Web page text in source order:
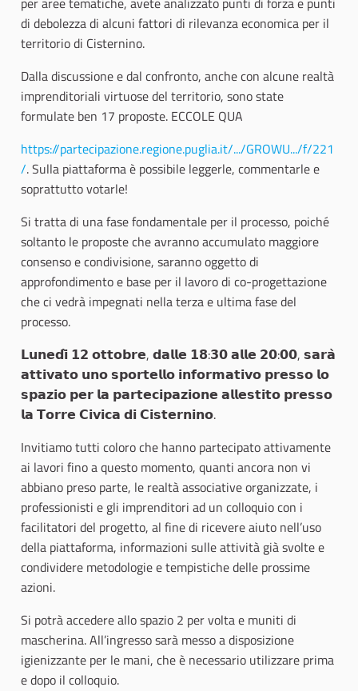
di debolezza di alcuni fattori di rilevanza economica per il
territorio di Cisternino.
Dalla discussione e dal confronto, anche con alcune realtà
imprenditoriali virtuose del territorio, sono state
formulate ben 17 proposte. ECCOLE QUA
https://partecipazione.regione.puglia.it/.../GROWU.../f/221
/. Sulla piattaforma è possibile leggerle, commentarle e
soprattutto votarle!
Si tratta di una fase fondamentale per il processo, poiché
soltanto le proposte che avranno accumulato maggiore
consenso e condivisione, saranno oggetto di
approfondimento e base per il lavoro di co-progettazione
che ci vedrà impegnati nella terza e ultima fase del
processo.
𝗟𝘂𝗻𝗲𝗱𝗶̀ 𝟭𝟮 𝗼𝘁𝘁𝗼𝗯𝗿𝗲, 𝗱𝗮𝗹𝗹𝗲 𝟭𝟴:𝟯𝟬 𝗮𝗹𝗹𝗲 𝟮𝟬:𝟬𝟬, 𝘀𝗮𝗿𝗮̀
𝗮𝘁𝘁𝗶𝘃𝗮𝘁𝗼 𝘂𝗻𝗼 𝘀𝗽𝗼𝗿𝘁𝗲𝗹𝗹𝗼 𝗶𝗻𝗳𝗼𝗿𝗺𝗮𝘁𝗶𝘃𝗼 𝗽𝗿𝗲𝘀𝘀𝗼 𝗹𝗼
𝘀𝗽𝗮𝘇𝗶𝗼 𝗽𝗲𝗿 𝗹𝗮 𝗽𝗮𝗿𝘁𝗲𝗰𝗶𝗽𝗮𝘇𝗶𝗼𝗻𝗲 𝗮𝗹𝗹𝗲𝘀𝘁𝗶𝘁𝗼 𝗽𝗿𝗲𝘀𝘀𝗼
𝗹𝗮 𝗧𝗼𝗿𝗿𝗲 𝗖𝗶𝘃𝗶𝗰𝗮 𝗱𝗶 𝗖𝗶𝘀𝘁𝗲𝗿𝗻𝗶𝗻𝗼.
Invitiamo tutti coloro che hanno partecipato attivamente
ai lavori fino a questo momento, quanti ancora non vi
abbiano preso parte, le realtà associative organizzate, i
professionisti e gli imprenditori ad un colloquio con i
facilitatori del progetto, al fine di ricevere aiuto nell’uso
della piattaforma, informazioni sulle attività già svolte e
condividere metodologie e tempistiche delle prossime
azioni.
Si potrà accedere allo spazio 2 per volta e muniti di
mascherina. All’ingresso sarà messo a disposizione
igienizzante per le mani, che è necessario utilizzare prima
e dopo il colloquio.